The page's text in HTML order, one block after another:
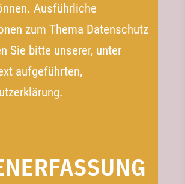
Ausführliche
zum Thema Datenschutz
Sie bitte unserer, unter
aufgeführten,